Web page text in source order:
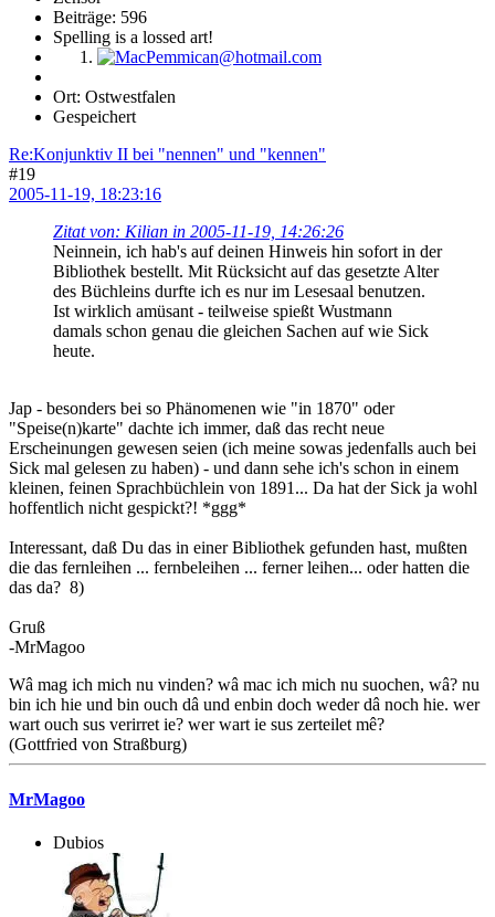
Beiträge: 596
Spelling is a lossed art!
Ort: Ostwestfalen
Gespeichert
Re:Konjunktiv II bei "nennen" und "kennen"
#19
2005-11-19, 18:23:16
Zitat von: Kilian in 2005-11-19, 14:26:26
Neinnein, ich hab's auf deinen Hinweis hin sofort in der
Bibliothek bestellt. Mit Rücksicht auf das gesetzte Alter
des Büchleins durfte ich es nur im Lesesaal benutzen.
Ist wirklich amüsant - teilweise spießt Wustmann
damals schon genau die gleichen Sachen auf wie Sick
heute.
Jap - besonders bei so Phänomenen wie "in 1870" oder
"Speise(n)karte" dachte ich immer, daß das recht neue
Erscheinungen gewesen seien (ich meine sowas jedenfalls auch bei
Sick mal gelesen zu haben) - und dann sehe ich's schon in einem
kleinen, feinen Sprachbüchlein von 1891... Da hat der Sick ja wohl
hoffentlich nicht gespickt?! *ggg*
Interessant, daß Du das in einer Bibliothek gefunden hast, mußten
die das fernleihen ... fernbeleihen ... ferner leihen... oder hatten die
das da? 8)
Gruß
-MrMagoo
Wâ mag ich mich nu vinden? wâ mac ich mich nu suochen, wâ? nu
bin ich hie und bin ouch dâ und enbin doch weder dâ noch hie. wer
wart ouch sus verirret ie? wer wart ie sus zerteilet mê?
(Gottfried von Straßburg)
MrMagoo
Dubios